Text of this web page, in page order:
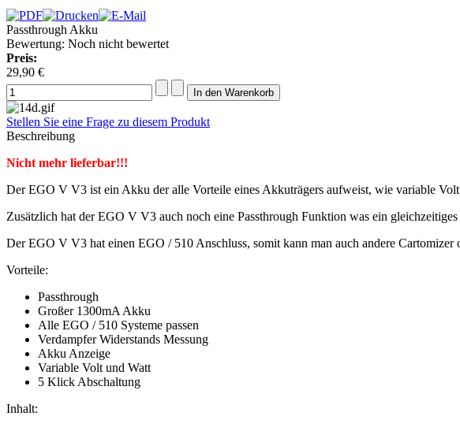
Passthrough Akku
Bewertung: Noch nicht bewertet
Preis:
29,90 €
Stellen Sie eine Frage zu diesem Produkt
Beschreibung
Nicht mehr lieferbar!!!
Der EGO V V3 ist ein Akku der alle Vorteile eines Akkuträgers aufweist, wie variable
Zusätzlich hat der EGO V V3 auch noch eine Passthrough Funktion was ein
Der EGO V V3 hat einen EGO / 510 Anschluss, somit kann man auch andere Cartomizer
Vorteile:
Passthrough
Großer 1300mA Akku
Alle EGO / 510 Systeme passen
Verdampfer Widerstands Messung
Akku Anzeige
Variable Volt und Watt
5 Klick Abschaltung
Inhalt: